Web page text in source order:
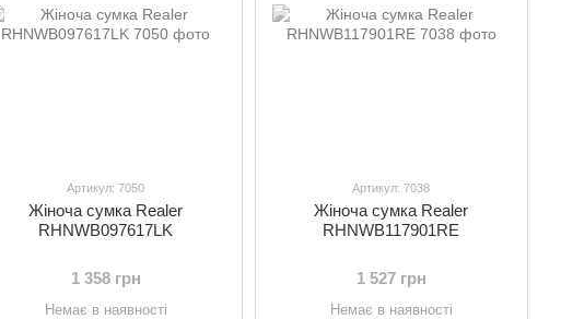
Артикул: 7050
Жіноча сумка Realer
RHNWB097617LK
1 358 грн
Немає в наявності
Артикул: 7038
Жіноча сумка Realer
RHNWB117901RE
1 527 грн
Немає в наявності